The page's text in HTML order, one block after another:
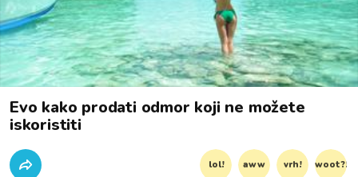
Evo kako prodati odmor koji ne možete
iskoristiti
lol! aww vrh! woot?!